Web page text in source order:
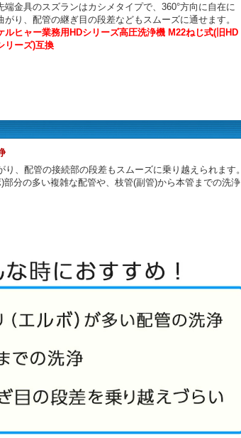
端金具のスズランはカシメタイプで、360°方向に自在に
がり、配管の継ぎ目の段差などもスムーズに通せます。
ルヒャー業務用HDシリーズ高圧洗浄機 M22ねじ式(旧HD
リーズ)互換
、配管の接続部の段差もスムーズに乗り越えられます。
部分の多い複雑な配管や、枝管(副管)から本管までの洗浄